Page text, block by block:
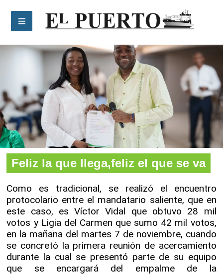
Feliz la que llega,feliz el que se va
Como es tradicional, se realizó el encuentro
protocolario entre el mandatario saliente, que en
este caso, es Víctor Vidal que obtuvo 28 mil
votos y Ligia del Carmen que sumo 42 mil votos,
en la mañana del martes 7 de noviembre, cuando
se concretó la primera reunión de acercamiento
durante la cual se presentó parte de su equipo
que se encargará del empalme de la